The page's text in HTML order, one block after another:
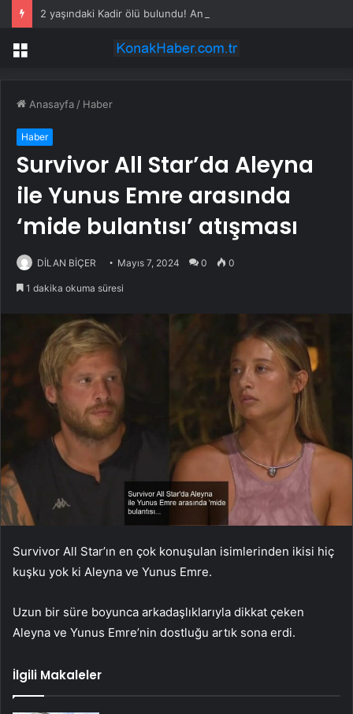
Menü
Anasayfa / Haber
Haber
Survivor All Star’da Aleyna
ile Yunus Emre arasında
‘mide bulantısı’ atışması
DİLAN BİÇER Mayıs 7, 2024 0 0
1 dakika okuma süresi
Survivor All Star’ın en çok konuşulan isimlerinden ikisi hiç
kuşku yok ki Aleyna ve Yunus Emre.
Uzun bir süre boyunca arkadaşlıklarıyla dikkat çeken
Aleyna ve Yunus Emre’nin dostluğu artık sona erdi.
İlgili Makaleler